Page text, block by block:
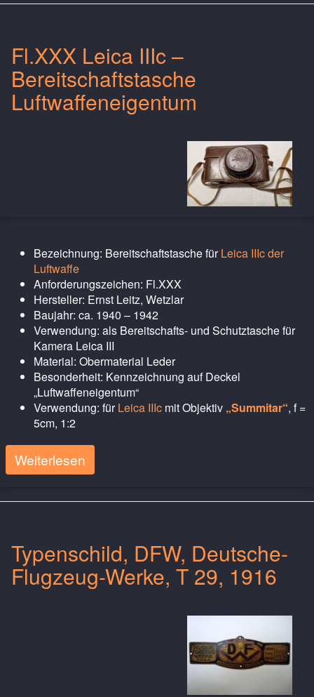
Fl.XXX Leica IIIc –
Bereitschaftstasche
Luftwaffeneigentum
Bezeichnung: Bereitschaftstasche fürLeica IIIc der
Luftwaffe
Anforderungszeichen: Fl.XXX
Hersteller: Ernst Leitz, Wetzlar
Baujahr: ca. 1940 – 1942
Verwendung: als Bereitschafts- und Schutztasche für
Kamera Leica III
Material: Obermaterial Leder
Besonderheit: Kennzeichnung auf Deckel
„Luftwaffeneigentum“
Verwendung: fürLeica IIIc mit Objektiv „Summitar“, f =
5cm, 1:2
Weiterlesen
Typenschild, DFW, Deutsche-
Flugzeug-Werke, T 29, 1916